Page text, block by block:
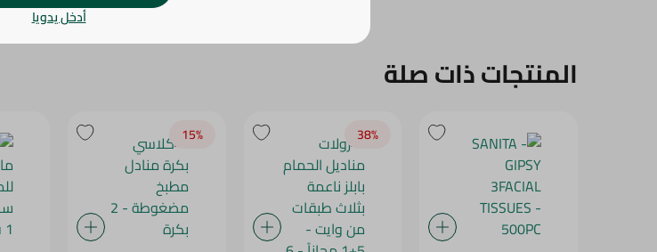
المنتجات ذات صلة
38‎%‎
15‎%‎
أدخل يدويا